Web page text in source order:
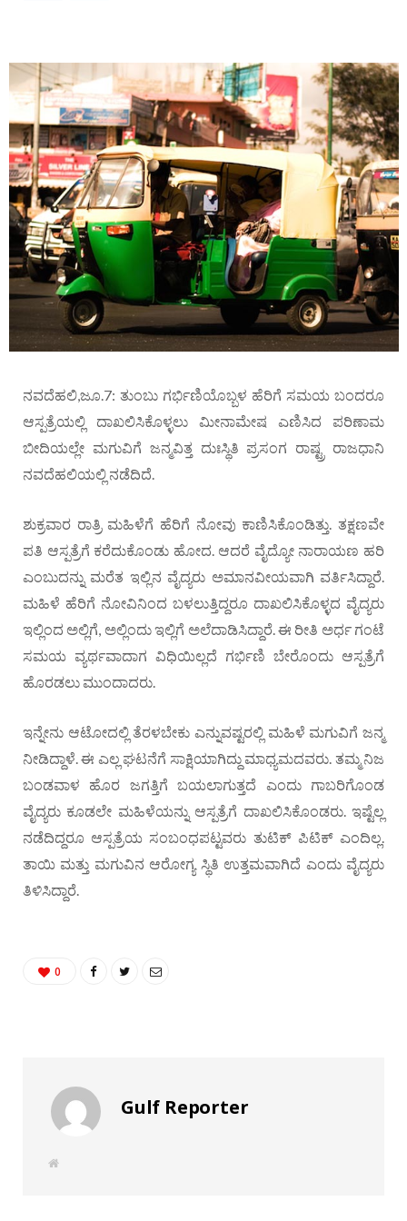
ನವದೆಹಲಿ,ಜೂ.7: ತುಂಬು ಗರ್ಭಿಣಿಯೊಬ್ಬಳ ಹೆರಿಗೆ ಸಮಯ ಬಂದರೂ
ಆಸ್ಪತ್ರೆಯಲ್ಲಿ ದಾಖಲಿಸಿಕೊಳ್ಳಲು ಮೀನಾಮೇಷ ಎಣಿಸಿದ ಪರಿಣಾಮ
ಬೀದಿಯಲ್ಲೇ ಮಗುವಿಗೆ ಜನ್ಮವಿತ್ತ ದುಃಸ್ಥಿತಿ ಪ್ರಸಂಗ ರಾಷ್ಟ್ರ ರಾಜಧಾನಿ
ನವದೆಹಲಿಯಲ್ಲಿ ನಡೆದಿದೆ.
ಶುಕ್ರವಾರ ರಾತ್ರಿ ಮಹಿಳೆಗೆ ಹೆರಿಗೆ ನೋವು ಕಾಣಿಸಿಕೊಂಡಿತ್ತು. ತಕ್ಷಣವೇ
ಪತಿ ಆಸ್ಪತ್ರೆಗೆ ಕರೆದುಕೊಂಡು ಹೋದ. ಆದರೆ ವೈದ್ಯೋ ನಾರಾಯಣ ಹರಿ
ಎಂಬುದನ್ನು ಮರೆತ ಇಲ್ಲಿನ ವೈದ್ಯರು ಅಮಾನವೀಯವಾಗಿ ವರ್ತಿಸಿದ್ದಾರೆ.
ಮಹಿಳೆ ಹೆರಿಗೆ ನೋವಿನಿಂದ ಬಳಲುತ್ತಿದ್ದರೂ ದಾಖಲಿಸಿಕೊಳ್ಳದ ವೈದ್ಯರು
ಇಲ್ಲಿಂದ ಅಲ್ಲಿಗೆ, ಅಲ್ಲಿಂದು ಇಲ್ಲಿಗೆ ಅಲೆದಾಡಿಸಿದ್ದಾರೆ. ಈ ರೀತಿ ಅರ್ಧ ಗಂಟೆ
ಸಮಯ ವ್ಯರ್ಥವಾದಾಗ ವಿಧಿಯಿಲ್ಲದೆ ಗರ್ಭಿಣಿ ಬೇರೊಂದು ಆಸ್ಪತ್ರೆಗೆ
ಹೊರಡಲು ಮುಂದಾದರು.
ಇನ್ನೇನು ಆಟೋದಲ್ಲಿ ತೆರಳಬೇಕು ಎನ್ನುವಷ್ಟರಲ್ಲಿ ಮಹಿಳೆ ಮಗುವಿಗೆ ಜನ್ಮ
ನೀಡಿದ್ದಾಳೆ. ಈ ಎಲ್ಲ ಘಟನೆಗೆ ಸಾಕ್ಷಿಯಾಗಿದ್ದು ಮಾಧ್ಯಮದವರು. ತಮ್ಮ ನಿಜ
ಬಂಡವಾಳ ಹೊರ ಜಗತ್ತಿಗೆ ಬಯಲಾಗುತ್ತದೆ ಎಂದು ಗಾಬರಿಗೊಂಡ
ವೈದ್ಯರು ಕೂಡಲೇ ಮಹಿಳೆಯನ್ನು ಆಸ್ಪತ್ರೆಗೆ ದಾಖಲಿಸಿಕೊಂಡರು. ಇಷ್ಟೆಲ್ಲ
ನಡೆದಿದ್ದರೂ ಆಸ್ಪತ್ರೆಯ ಸಂಬಂಧಪಟ್ಟವರು ತುಟಿಕ್ ಪಿಟಿಕ್ ಎಂದಿಲ್ಲ.
ತಾಯಿ ಮತ್ತು ಮಗುವಿನ ಆರೋಗ್ಯ ಸ್ಥಿತಿ ಉತ್ತಮವಾಗಿದೆ ಎಂದು ವೈದ್ಯರು
ತಿಳಿಸಿದ್ದಾರೆ.
0
Gulf Reporter
W